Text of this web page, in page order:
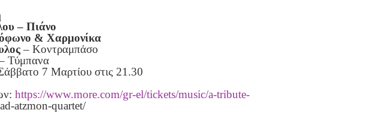
– Πιάνο
& Χαρμονίκα
– Κοντραμπάσο
Τύμπανα
7 Μαρτίου στις 21.30
https://www.more.com/gr-el/tickets/music/a-tribute-
atzmon-quartet/